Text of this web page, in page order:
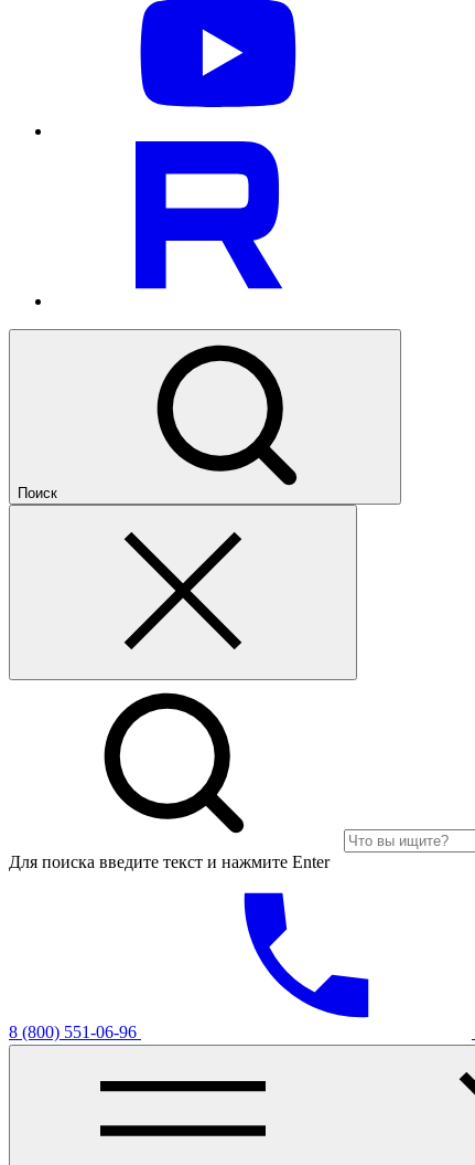
Поиск
Для поиска введите текст и нажмите Enter
8 (800) 551-06-96